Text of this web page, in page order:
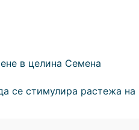
в целина Семена
се стимулира растежа на